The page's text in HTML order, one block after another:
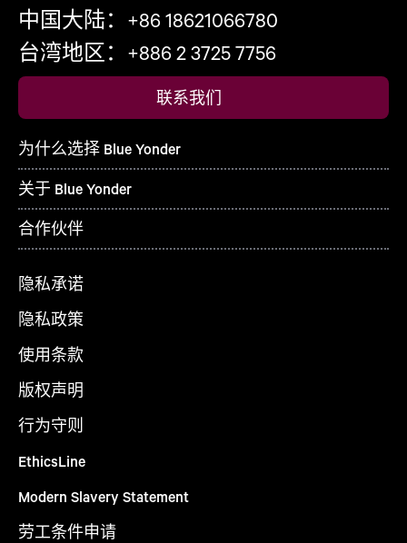
中国大陆：+86 18621066780
台湾地区：+886 2 3725 7756
联系我们
为什么选择 Blue Yonder
关于 Blue Yonder
合作伙伴
隐私承诺
隐私政策
使用条款
版权声明
行为守则
EthicsLine
Modern Slavery Statement
劳工条件申请